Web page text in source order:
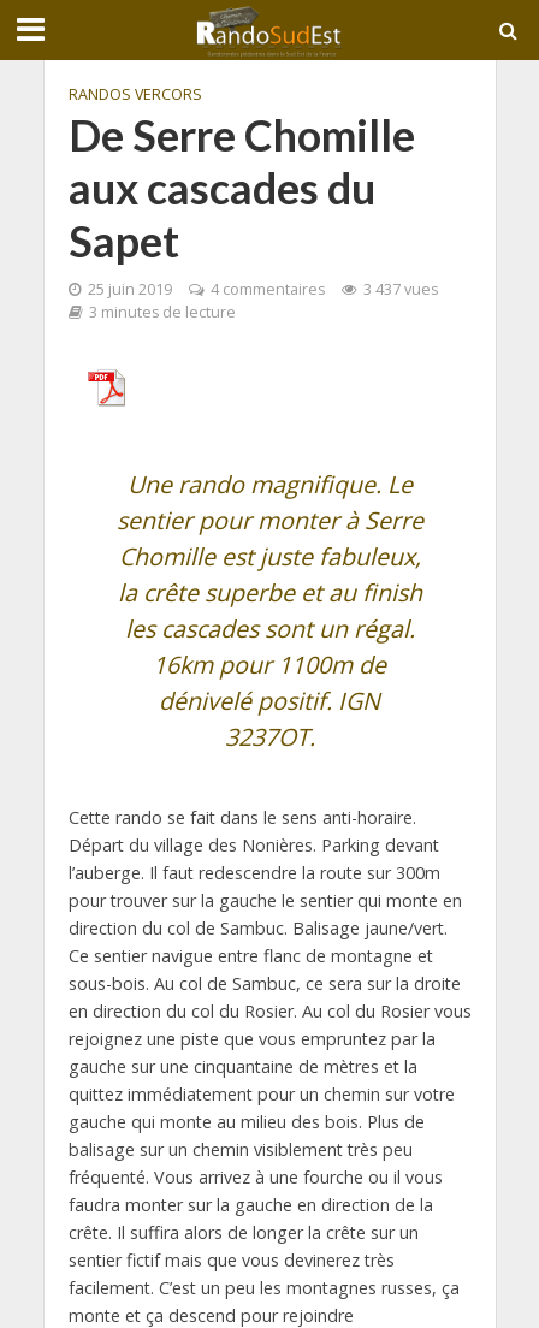
RANDOS VERCORS
De Serre Chomille
aux cascades du
Sapet
25 juin 2019 4 commentaires
3 437 vues
3 minutes de lecture
Une rando magnifique. Le
sentier pour monter à Serre
Chomille est juste fabuleux,
la crête superbe et au finish
les cascades sont un régal.
16km pour 1100m de
dénivelé positif. IGN
3237OT.
Cette rando se fait dans le sens anti-horaire.
Départ du village des Nonières. Parking devant
l’auberge. Il faut redescendre la route sur 300m
pour trouver sur la gauche le sentier qui monte en
direction du col de Sambuc. Balisage jaune/vert.
Ce sentier navigue entre flanc de montagne et
sous-bois. Au col de Sambuc, ce sera sur la droite
en direction du col du Rosier. Au col du Rosier vous
rejoignez une piste que vous empruntez par la
gauche sur une cinquantaine de mètres et la
quittez immédiatement pour un chemin sur votre
gauche qui monte au milieu des bois. Plus de
balisage sur un chemin visiblement très peu
fréquenté. Vous arrivez à une fourche ou il vous
faudra monter sur la gauche en direction de la
crête. Il suffira alors de longer la crête sur un
sentier fictif mais que vous devinerez très
facilement. C’est un peu les montagnes russes, ça
monte et ça descend pour rejoindre